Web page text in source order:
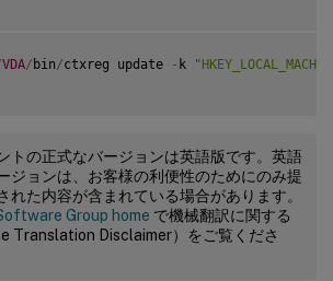
VDA/ bin/ctxreg update - k
トの正式なバージョンは英語版です。英語
ジョンは、お客様の利便性のためにのみ提
れた内容が含まれている場合があります。
Group home で機械翻訳に関する
Translation Disclaimer）をご覧くださ